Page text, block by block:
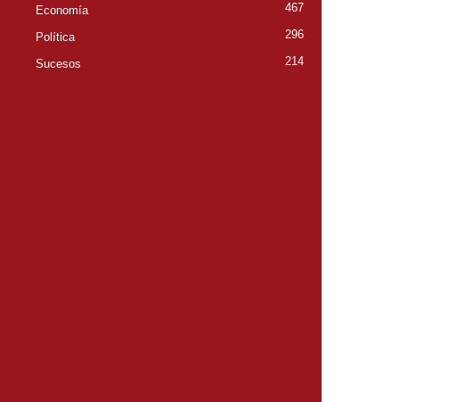
Economía 467
Política 296
Sucesos 214